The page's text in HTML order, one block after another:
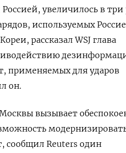
увеличилось в три
используемых
рассказал WSJ глава
применяемых для ударов
он.
вызывает
сообщил Reuters один